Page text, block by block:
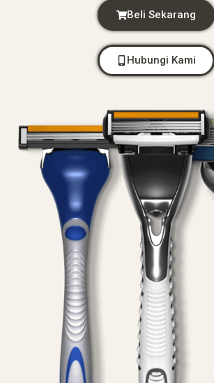
Beli Sekarang
Hubungi Kami